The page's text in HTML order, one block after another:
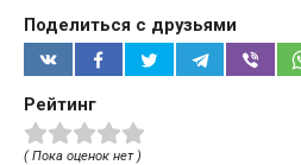
Поделиться с друзьями
Рейтинг
( Пока оценок нет )